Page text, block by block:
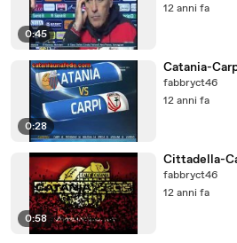
0:45
12 anni fa
0:28
Catania-
fabbryct46
12 anni fa
0:58
Cittadella-
fabbryct46
12 anni fa